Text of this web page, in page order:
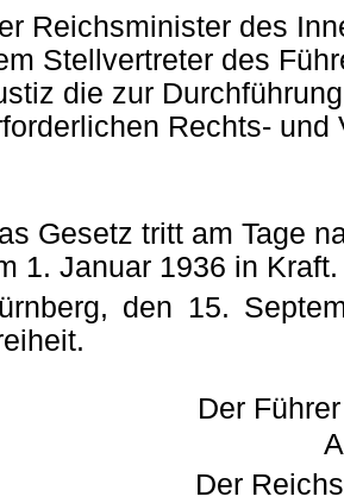
Reichsminister des
Stellvertreter des
die zur
Rechts- und
Gesetz tritt am Tage
1. Januar 1936 in Kraft.
den 15.
Der
Der